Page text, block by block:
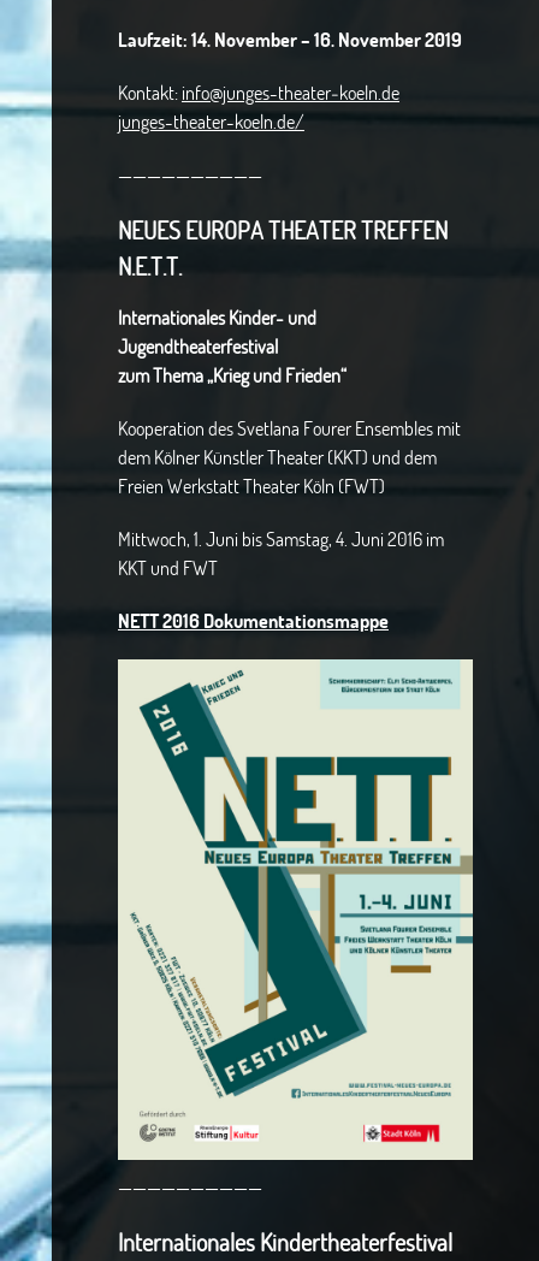
Laufzeit: 14. November – 16. November 2019
Kontakt: info@junges-theater‑koeln.de
junges-theater-koeln.de/
——————————
NEUES EUROPA THEATER TREFFEN
N.E.T.T.
Internationales Kinder- und
Jugendtheaterfestival
zum Thema „Krieg und Frieden“
Kooperation des Svetlana Fourer Ensembles mit
dem Kölner Künstler Theater (KKT) und dem
Freien Werkstatt Theater Köln (FWT)
Mittwoch, 1. Juni bis Samstag, 4. Juni 2016 im
KKT und FWT
NETT 2016 Dokumentationsmappe
——————————
Internationales Kindertheaterfestival